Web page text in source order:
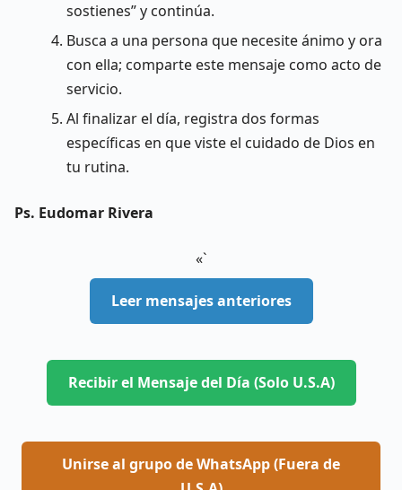
sostienes” y continúa.
Busca a una persona que necesite ánimo y ora
con ella; comparte este mensaje como acto de
servicio.
Al finalizar el día, registra dos formas
específicas en que viste el cuidado de Dios en
tu rutina.
Ps. Eudomar Rivera
«`
Leer mensajes anteriores
Recibir el Mensaje del Día (Solo U.S.A)
Unirse al grupo de WhatsApp (Fuera de